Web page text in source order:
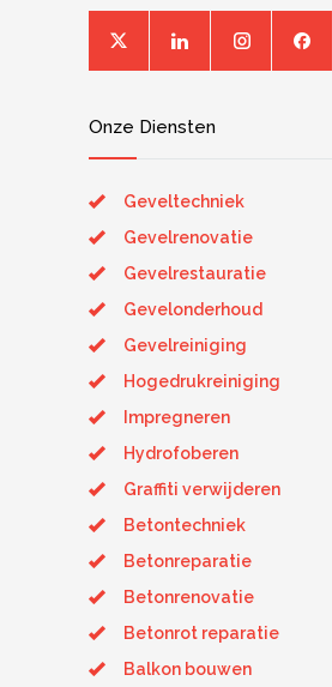
Onze Diensten
Geveltechniek
Gevelrenovatie
Gevelrestauratie
Gevelonderhoud
Gevelreiniging
Hogedrukreiniging
Impregneren
Hydrofoberen
Graffiti verwijderen
Betontechniek
Betonreparatie
Betonrenovatie
Betonrot reparatie
Balkon bouwen